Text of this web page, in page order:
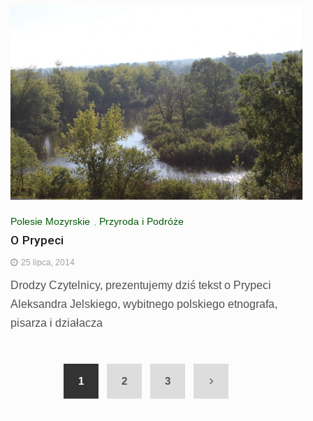
Polesie Mozyrskie , Przyroda i Podróże
O Prypeci
25 lipca, 2014
Drodzy Czytelnicy, prezentujemy dziś tekst o Prypeci
Aleksandra Jelskiego, wybitnego polskiego etnografa,
pisarza i działacza
1 2 3